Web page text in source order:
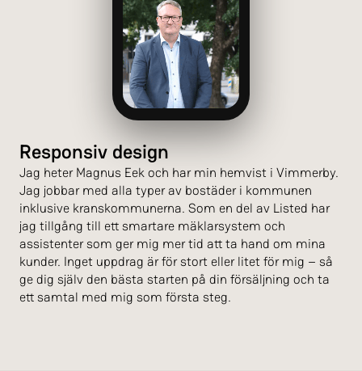
Responsiv design
Jag heter Magnus Eek och har min hemvist i Vimmerby.
Jag jobbar med alla typer av bostäder i kommunen
inklusive kranskommunerna. Som en del av Listed har
jag tillgång till ett smartare mäklarsystem och
assistenter som ger mig mer tid att ta hand om mina
kunder. Inget uppdrag är för stort eller litet för mig – så
ge dig själv den bästa starten på din försäljning och ta
ett samtal med mig som första steg.